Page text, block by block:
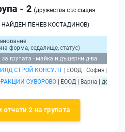
- 2 (дружества със същия
- НАЙДЕН ПЕНЕВ КОСТАДИНОВ)
форма, седалище, статус)
групата - майка и дъщерни д-ва
СТРОЙ КОНСУЛТ | ЕООД | София |
СУВОРОВО | ЕООД | Варна |
2 на групата